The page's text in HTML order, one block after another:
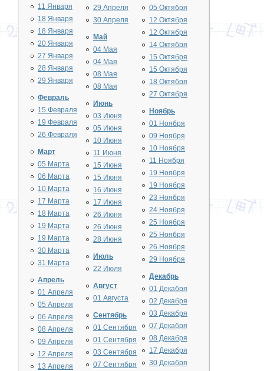
11 Января
18 Января
18 Января
20 Января
27 Января
28 Января
29 Января
Февраль
15 Февраля
19 Февраля
26 Февраля
Март
05 Марта
06 Марта
10 Марта
17 Марта
18 Марта
19 Марта
19 Марта
30 Марта
31 Марта
Апрель
01 Апреля
05 Апреля
06 Апреля
08 Апреля
09 Апреля
12 Апреля
13 Апреля
29 Апреля
30 Апреля
Май
04 Мая
04 Мая
08 Мая
08 Мая
Июнь
03 Июня
05 Июня
10 Июня
11 Июня
15 Июня
15 Июня
16 Июня
17 Июня
26 Июня
26 Июня
28 Июня
Июль
22 Июля
Август
01 Августа
Сентябрь
01 Сентября
01 Сентября
03 Сентября
07 Сентября
05 Октября
12 Октября
12 Октября
14 Октября
15 Октября
15 Октября
18 Октября
27 Октября
Ноябрь
01 Ноября
09 Ноября
10 Ноября
11 Ноября
19 Ноября
19 Ноября
23 Ноября
24 Ноября
25 Ноября
25 Ноября
26 Ноября
29 Ноября
Декабрь
01 Декабря
02 Декабря
03 Декабря
07 Декабря
08 Декабря
17 Декабря
30 Декабря